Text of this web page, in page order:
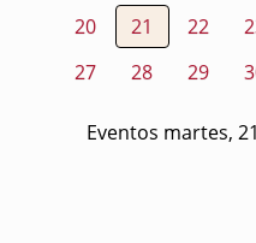
20
21 22
27
28 29
Eventos martes,